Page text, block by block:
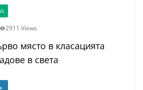
2911 Views
място в класацията
в света